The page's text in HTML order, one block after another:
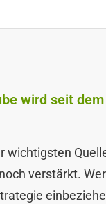
wird seit
wichtigsten
verstärkt.